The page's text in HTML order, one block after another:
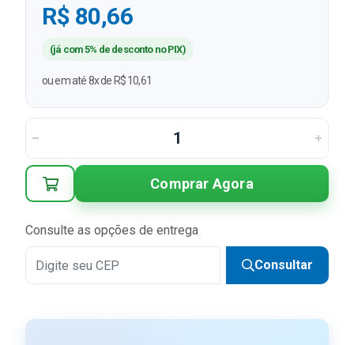
R$ 80,66
(já com 5% de desconto no PIX)
ou em até 8x de R$ 10,61
Comprar Agora
Consulte as opções de entrega
Consultar